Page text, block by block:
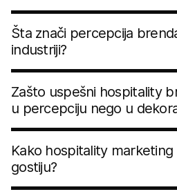
Šta znači percepcija
industriji?
Zašto uspešni hospitality
u percepciju nego u
Kako hospitality
gostiju?